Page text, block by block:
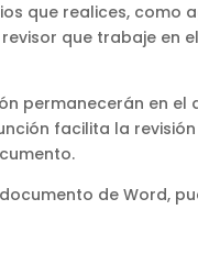
que realices, como
que trabaje en
permanecerán en
facilita la
de Word,